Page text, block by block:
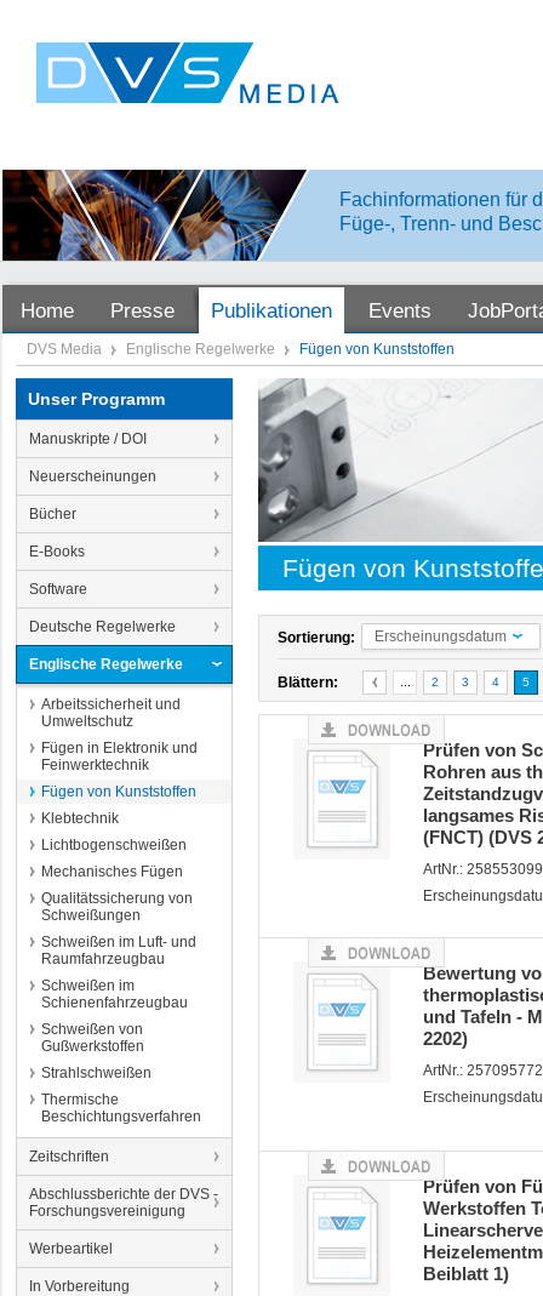
Fachinformationen für
Füge-, Trenn- und
Home Presse Publikationen Events
DVS Media Englische Regelwerke Fügen von Kunststoffen
Unser Programm
Manuskripte / DOI
Neuerscheinungen
Bücher
E-Books
Software
Deutsche Regelwerke
Englische Regelwerke
Arbeitssicherheit und
Umweltschutz
Fügen in Elektronik und
Feinwerktechnik
Fügen von Kunststoffen
Klebtechnik
Lichtbogenschweißen
Mechanisches Fügen
Qualitätssicherung von
Schweißungen
Schweißen im Luft- und
Raumfahrzeugbau
Schweißen im
Schienenfahrzeugbau
Schweißen von
Gußwerkstoffen
Strahlschweißen
Thermische
Beschichtungsverfahren
Zeitschriften
Abschlussberichte der DVS -
Forschungsvereinigung
Werbeartikel
In Vorbereitung
Fügen von
Sortierung: Erscheinungsdatum
Blättern: 2 3 4 5
Prüfen von
Rohren aus
langsames
(FNCT) (DVS
ArtNr.:
Bewertung
und Tafeln -
2202)
ArtNr.:
Prüfen von
Werkstoffen
Beiblatt 1)